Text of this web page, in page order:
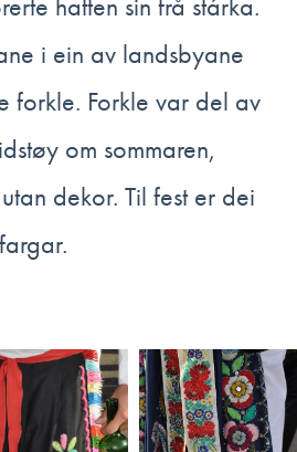
i ein av landsbyane
forkle. Forkle var del av
om sommaren,
dekor. Til fest er dei